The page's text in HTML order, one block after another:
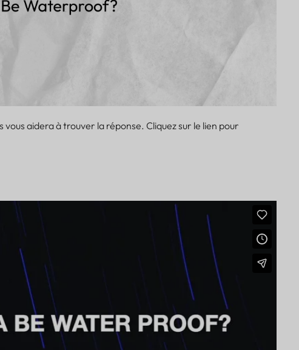
aidera à trouver la réponse. Cliquez sur le lien pour